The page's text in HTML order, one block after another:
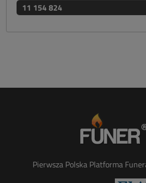
11 154 824
Pierwsza Polska Platforma